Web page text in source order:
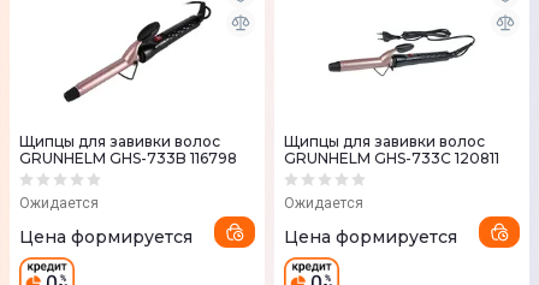
Щипцы для завивки волос
GRUNHELM GHS-733B 116798
Ожидается
Цена формируется
Щипцы для завивки волос
GRUNHELM GHS-733C 120811
Ожидается
Цена формируется